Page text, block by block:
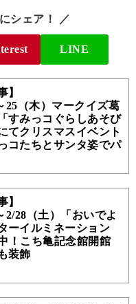
シェア！ ／
LINE
】
25（木）マークイズ葛
すみっコぐらしあそび
てクリスマスイベント
コたちとサンタ姿でパ
】
2/28（土）「おいでよ
ーイルミネーション
！こち亀記念館開館
装飾